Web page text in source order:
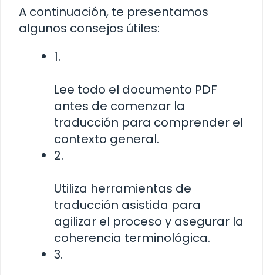
A continuación, te presentamos
algunos consejos útiles:
1.
Lee todo el documento PDF
antes de comenzar la
traducción para comprender el
contexto general.
2.
Utiliza herramientas de
traducción asistida para
agilizar el proceso y asegurar la
coherencia terminológica.
3.